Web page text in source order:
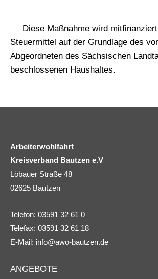
Diese Maßnahme wird
Steuermittel auf der Grundlage des
Abgeordneten des Sächsischen
beschlossenen Haushaltes.
Arbeiterwohlfahrt
Kreisverband Bautzen e.V
Löbauer Straße 48
02625 Bautzen
Telefon: 03591 32 61 0
Telefax: 03591 32 61 18
E-Mail: info@awo-bautzen.de
ANGEBOTE